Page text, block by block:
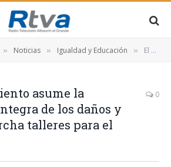
» Noticias » Igualdad y Educación » El Ayuntamiento asume la reparación íntegra de los daños y pone en marcha talleres para el alumnado
asume la
de los daños y
talleres para el
0